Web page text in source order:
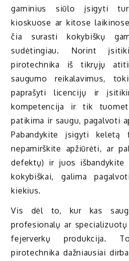
gaminius siūlo įsigyti
kioskuose ar kitose
čia surasti kokybiškų
sudėtingiau. Norint
pirotechnika iš tikrųjų
saugumo reikalavimus,
paprašyti licencijų ir
kompetencija ir tik
patikima ir saugu, pagalvoti
Pabandykite įsigyti keletą
nepamirškite apžiūrėti, ar
defektų) ir juos
kokybiškai, galima
kiekius.
Vis dėl to, kur kas
profesionalų ar
fejerverkų produkcija.
pirotechnika dažniausiai